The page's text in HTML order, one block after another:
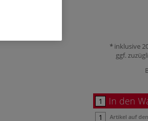
inklusive
ggf.
In den
Artikel auf